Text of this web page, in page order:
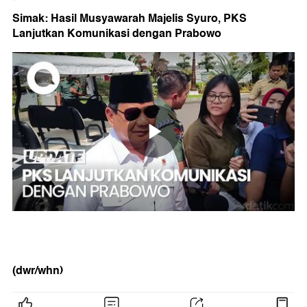
Simak: Hasil Musyawarah Majelis Syuro, PKS
Lanjutkan Komunikasi dengan Prabowo
(dwr/whn)